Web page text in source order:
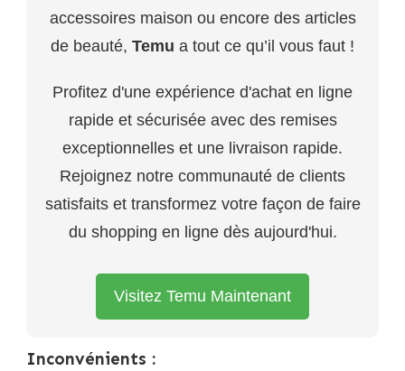
accessoires maison ou encore des articles
de beauté, Temu a tout ce qu’il vous faut !
Profitez d'une expérience d'achat en ligne
rapide et sécurisée avec des remises
exceptionnelles et une livraison rapide.
Rejoignez notre communauté de clients
satisfaits et transformez votre façon de faire
du shopping en ligne dès aujourd'hui.
Visitez Temu Maintenant
Inconvénients :